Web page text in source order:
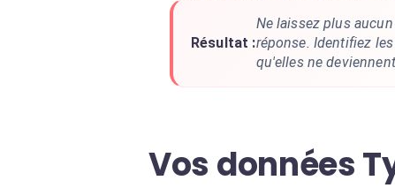
Résultat :
Ne laissez plus
réponse. Identifiez
qu'elles ne
Vos données